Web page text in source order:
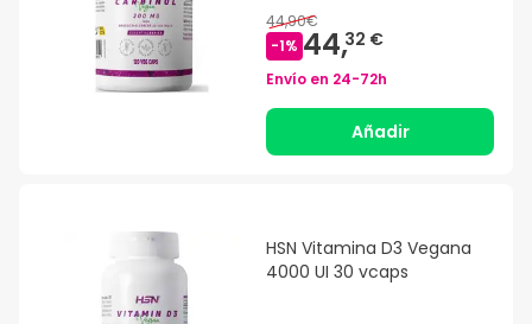
44,90€
-1% 44,32 €
Envío en 24-72h
Añadir
HSN Vitamina D3 Vegana
4000 UI 30 vcaps